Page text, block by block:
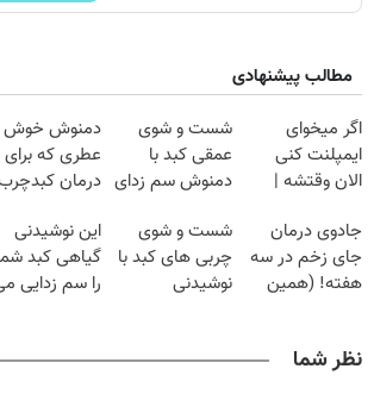
مطالب پیشنهادی
اگر میخوای
ایمپلنت کنی
الان وقتشه |
میلیون تومان!!!
شست و شوی
عمقی کبد با
دمنوش سم زدای
دمنوش خوش
عطری که برای
درمان
جادوی درمان
جای زخم در سه
هفته! (همین
شست و شوی
چربی های کبد با
نوشیدنی
این نوشیدنی
گیاهی کبد
را سم زدایی
نظر شما